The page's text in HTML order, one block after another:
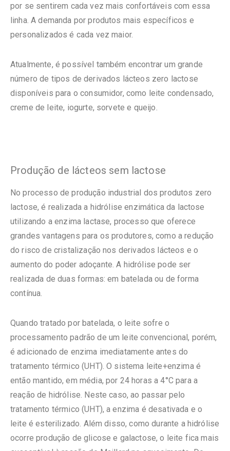
por se sentirem cada vez mais confortáveis com essa
linha. A demanda por produtos mais específicos e
personalizados é cada vez maior.
Atualmente, é possível também encontrar um grande
número de tipos de derivados lácteos zero lactose
disponíveis para o consumidor, como leite condensado,
creme de leite, iogurte, sorvete e queijo.
Produção de lácteos sem lactose
No processo de produção industrial dos produtos zero
lactose, é realizada a hidrólise enzimática da lactose
utilizando a enzima lactase, processo que oferece
grandes vantagens para os produtores, como a redução
do risco de cristalização nos derivados lácteos e o
aumento do poder adoçante. A hidrólise pode ser
realizada de duas formas: em batelada ou de forma
contínua.
Quando tratado por batelada, o leite sofre o
processamento padrão de um leite convencional, porém,
é adicionado de enzima imediatamente antes do
tratamento térmico (UHT). O sistema leite+enzima é
então mantido, em média, por 24 horas a 4°C para a
reação de hidrólise. Neste caso, ao passar pelo
tratamento térmico (UHT), a enzima é desativada e o
leite é esterilizado. Além disso, como durante a hidrólise
ocorre produção de glicose e galactose, o leite fica mais